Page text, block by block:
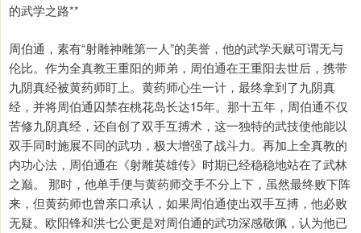
的武学之路**
周伯通，素有“射雕神雕第一人”的美誉，他的武学天赋可谓无与
伦比。作为全真教王重阳的师弟，周伯通在王重阳去世后，携带
九阴真经被黄药师盯上。黄药师心生一计，最终拿到了九阴真
经，并将周伯通囚禁在桃花岛长达15年。那十五年，周伯通不仅
苦修九阴真经，还自创了双手互搏术，这一独特的武技使他能以
双手同时施展不同的武功，极大增强了战斗力。再加上全真教的
内功心法，周伯通在《射雕英雄传》时期已经稳稳地站在了武林
之巅。 那时，他单手便与黄药师交手不分上下，虽然最终败下阵
来，但黄药师也曾亲口承认，如果周伯通使出双手互搏，他必败
无疑。欧阳锋和洪七公更是对周伯通的武功深感敬佩，认为他已